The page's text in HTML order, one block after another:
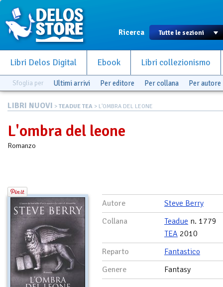
Ricerca
Libri Delos Digital Ebook Libri collezionismo
Sfoglia per Ultimi arrivi Per editore Per collana Per autore
LIBRI NUOVI > TEADUE TEA > L'OMBRA DEL LEONE
L'ombra del leone
Romanzo
Autore
Steve Berry
Collana
Teadue n. 1779
TEA 2010
Reparto
Fantastico
Genere
Fantasy